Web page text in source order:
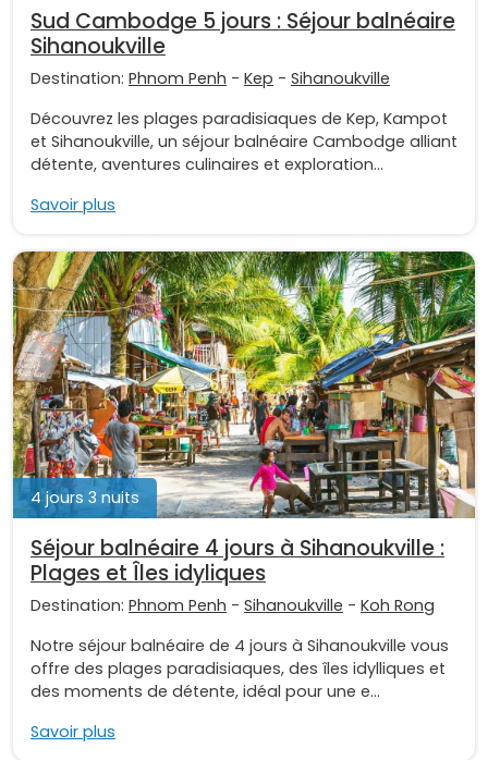
Sud Cambodge 5 jours : Séjour balnéaire
Sihanoukville
Destination: Phnom Penh - Kep - Sihanoukville
Découvrez les plages paradisiaques de Kep, Kampot
et Sihanoukville, un séjour balnéaire Cambodge alliant
détente, aventures culinaires et exploration...
Savoir plus
4 jours 3 nuits
Séjour balnéaire 4 jours à Sihanoukville :
Plages et Îles idyliques
Destination: Phnom Penh - Sihanoukville - Koh Rong
Notre séjour balnéaire de 4 jours à Sihanoukville vous
offre des plages paradisiaques, des îles idylliques et
des moments de détente, idéal pour une e...
Savoir plus